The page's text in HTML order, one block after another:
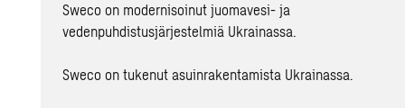
Sweco on modernisoinut juomavesi- ja
vedenpuhdistusjärjestelmiä Ukrainassa.
Sweco on tukenut asuinrakentamista Ukrainassa.